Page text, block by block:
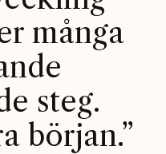
många
steg.
början.